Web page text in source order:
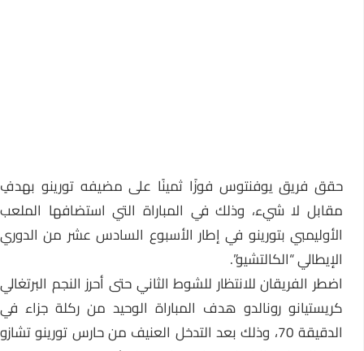
حقق فريق يوفنتوس فوزًا ثمينًا على مضيفه تورينو بهدفٍ
مقابل لا شيء، وذلك في المباراة التي استضافها الملعب
الأوليمبي بتورينو في إطار الأسبوع السادس عشر من الدوري
الإيطالي “الكالتشيو”.
اضطر الفريقان للانتظار للشوط الثاني حتى أحرز النجم البرتغالي
كريستيانو رونالدو هدف المباراة الوحيد من ركلة جزاء في
الدقيقة 70، وذلك بعد التدخل العنيف من حارس تورينو تشازو